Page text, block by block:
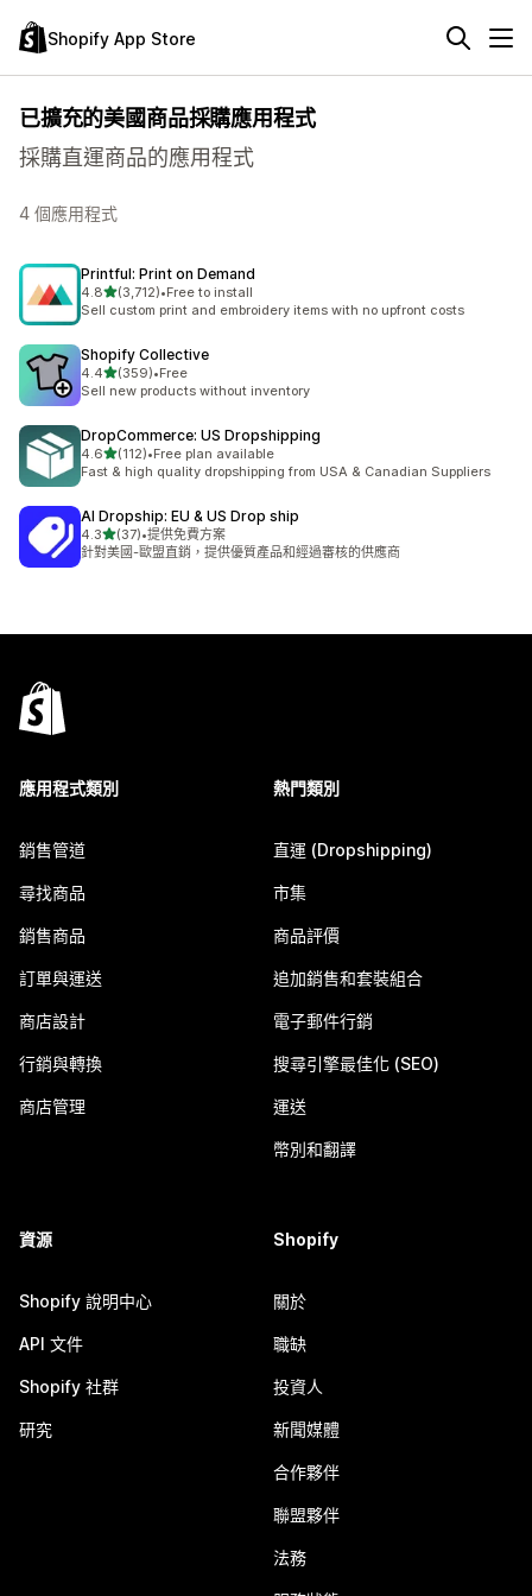
Shopify App Store
已擴充的美國商品採購應用程式
採購直運商品的應用程式
4 個應用程式
Printful: Print on Demand
4.8滿分 5 顆星
(3,712)
共有 3712 則評價
•Free to install
Sell custom print and embroidery items with no upfront costs
Shopify Collective
4.4滿分 5 顆星
(359)
共有 359 則評價
•Free
Sell new products without inventory
DropCommerce: US Dropshipping
4.6滿分 5 顆星
(112)
共有 112 則評價
•Free plan available
Fast & high quality dropshipping from USA & Canadian Suppliers
AI Dropship: EU & US Drop ship
4.3滿分 5 顆星
(37)
共有 37 則評價
•提供免費方案
針對美國-歐盟直銷，提供優質產品和經過審核的供應商
應用程式類別
銷售管道
尋找商品
銷售商品
訂單與運送
商店設計
行銷與轉換
商店管理
熱門類別
直運 (Dropshipping)
市集
商品評價
追加銷售和套裝組合
電子郵件行銷
搜尋引擎最佳化 (SEO)
運送
幣別和翻譯
資源
Shopify 說明中心
API 文件
Shopify 社群
研究
Shopify
關於
職缺
投資人
新聞媒體
合作夥伴
聯盟夥伴
法務